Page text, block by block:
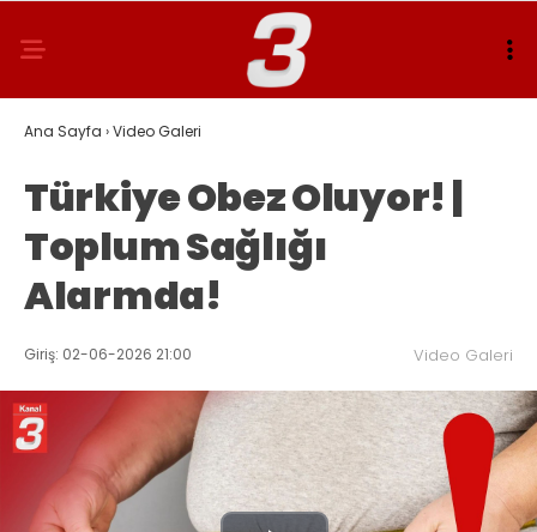
Ana Sayfa ›Video Galeri
Türkiye Obez Oluyor! |
Toplum Sağlığı
Alarmda!
Giriş: 02-06-2026 21:00 Video Galeri